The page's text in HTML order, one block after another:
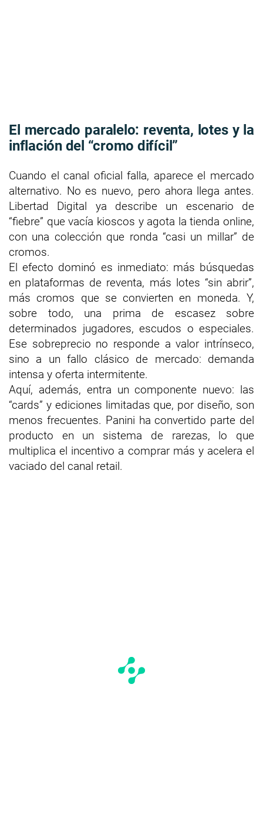
El mercado paralelo: reventa, lotes y la
inflación del “cromo difícil”
Cuando el canal oficial falla, aparece el mercado
alternativo. No es nuevo, pero ahora llega antes.
Libertad Digital ya describe un escenario de
“fiebre” que vacía kioscos y agota la tienda online,
con una colección que ronda “casi un millar” de
cromos.
El efecto dominó es inmediato: más búsquedas
en plataformas de reventa, más lotes “sin abrir”,
más cromos que se convierten en moneda. Y,
sobre todo, una prima de escasez sobre
determinados jugadores, escudos o especiales.
Ese sobreprecio no responde a valor intrínseco,
sino a un fallo clásico de mercado: demanda
intensa y oferta intermitente.
Aquí, además, entra un componente nuevo: las
“cards” y ediciones limitadas que, por diseño, son
menos frecuentes. Panini ha convertido parte del
producto en un sistema de rarezas, lo que
multiplica el incentivo a comprar más y acelera el
vaciado del canal retail.